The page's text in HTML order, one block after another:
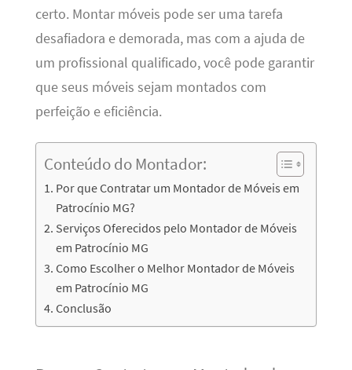
certo. Montar móveis pode ser uma tarefa
desafiadora e demorada, mas com a ajuda de
um profissional qualificado, você pode garantir
que seus móveis sejam montados com
perfeição e eficiência.
Conteúdo do Montador:
Por que Contratar um Montador de Móveis em
Patrocínio MG?
Serviços Oferecidos pelo Montador de Móveis
em Patrocínio MG
Como Escolher o Melhor Montador de Móveis
em Patrocínio MG
Conclusão